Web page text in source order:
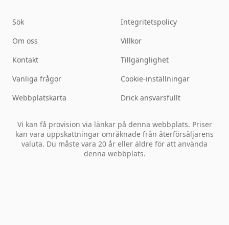
Sök
Om oss
Kontakt
Vanliga frågor
Webbplatskarta
Integritetspolicy
Villkor
Tillgänglighet
Cookie-inställningar
Drick ansvarsfullt
Vi kan få provision via länkar på denna webbplats. Priser
kan vara uppskattningar omräknade från återförsäljarens
valuta. Du måste vara 20 år eller äldre för att använda
denna webbplats.